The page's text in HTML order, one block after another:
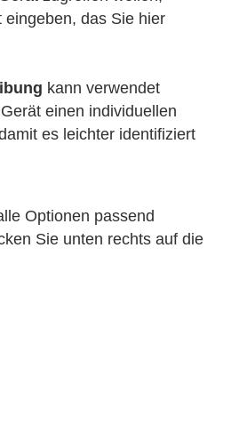
eingeben, das Sie hier
kann verwendet
einen individuellen
es leichter identifiziert
Optionen passend
Sie unten rechts auf die